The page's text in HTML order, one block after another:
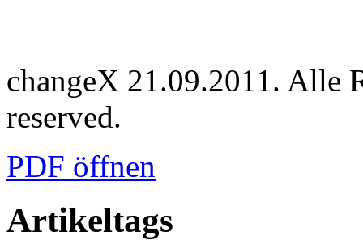
changeX 21.09.2011. Alle
reserved.
PDF öffnen
Artikeltags